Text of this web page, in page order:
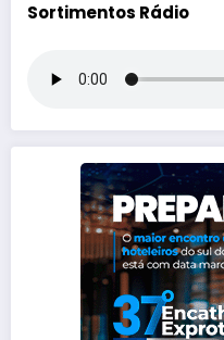
Sortimentos Rádio